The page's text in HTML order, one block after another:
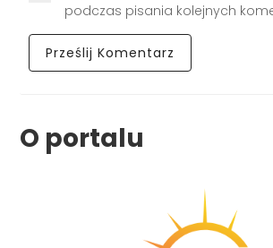
podczas pisania kolejnych
O portalu